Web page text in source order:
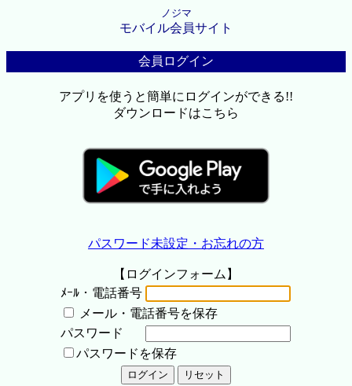
ノジマ
モバイル会員サイト
会員ログイン
アプリを使うと簡単にログインができる!!
ダウンロードはこちら
パスワード未設定・お忘れの方
【ログインフォーム】
ﾒｰﾙ・電話番号
メール・電話番号を保存
パスワード
パスワードを保存